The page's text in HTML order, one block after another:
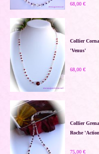
68,00 €
Collier
'Venus'
68,00 €
Collier
Roche
75,00 €